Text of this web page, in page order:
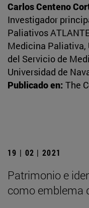
Carlos Centeno
Investigador
Paliativos
Medicina Paliativa,
del Servicio de
Universidad de
Publicado en: The
19 | 02 | 2021
Patrimonio e
como emblema